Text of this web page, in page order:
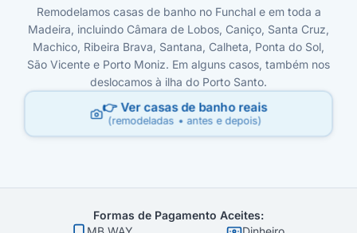
Remodelamos casas de banho no Funchal e em toda a
Madeira, incluindo Câmara de Lobos, Caniço, Santa Cruz,
Machico, Ribeira Brava, Santana, Calheta, Ponta do Sol,
São Vicente e Porto Moniz. Em alguns casos, também nos
deslocamos à ilha do Porto Santo.
👉 Ver casas de banho reais
(remodeladas • antes e depois)
Formas de Pagamento Aceites: